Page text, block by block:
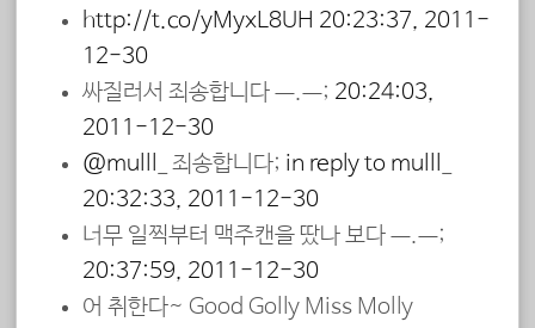
http://t.co/yMyxL8UH 20:23:37, 2011-
12-30
싸질러서 죄송합니다 ㅡ.ㅡ; 20:24:03,
2011-12-30
@mulll_
죄송합니다; in reply to mulll_
20:32:33, 2011-12-30
너무 일찍부터 맥주캔을 땄나 보다 ㅡ.ㅡ;
20:37:59, 2011-12-30
어 취한다~ Good Golly Miss Molly